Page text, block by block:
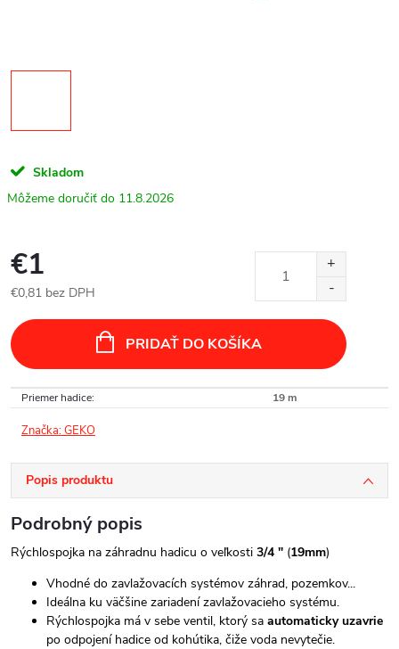
Skladom
11.8.2026
€1
€0,81 bez DPH
cena:
PRIDAŤ DO KOŠÍKA
Priemer hadice: 19 m
Značka:GEKO
Popis produktu
Podrobný popis
Rýchlospojka na záhradnu hadicu o veľkosti 3/4 " (19mm)
Vhodné do zavlažovacích systémov záhrad, pozemkov...
Ideálna ku väčšine zariadení zavlažovacieho systému.
Rýchlospojka má v sebe ventil, ktorý sa automaticky uzavrie
po odpojení hadice od kohútika, čiže voda nevytečie.